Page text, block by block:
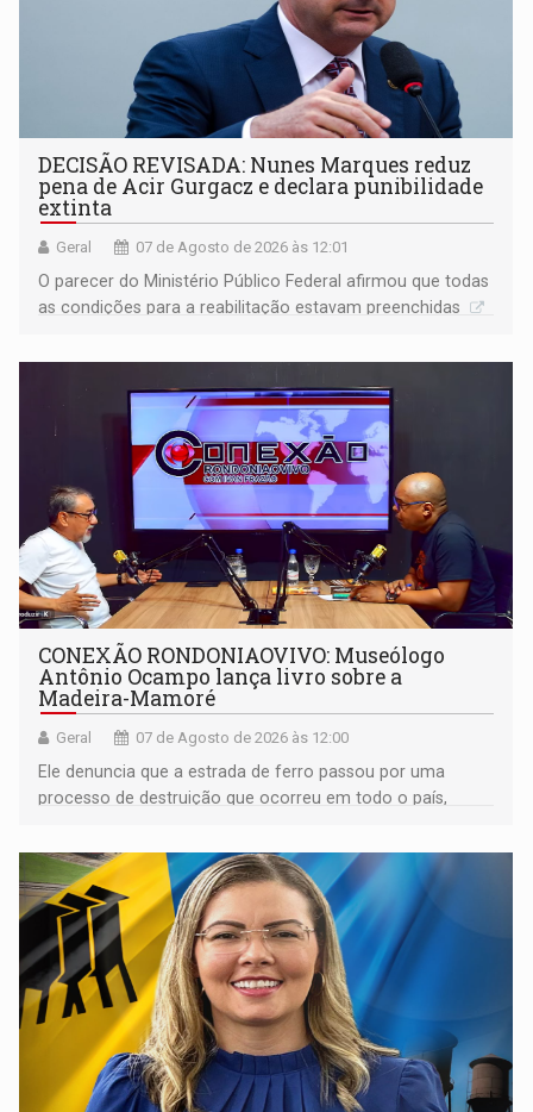
DECISÃO REVISADA: Nunes Marques reduz
pena de Acir Gurgacz e declara punibilidade
extinta
Geral 07 de Agosto de 2026 às 12:01
O parecer do Ministério Público Federal afirmou que todas
as condições para a reabilitação estavam preenchidas
CONEXÃO RONDONIAOVIVO: Museólogo
Antônio Ocampo lança livro sobre a
Madeira-Mamoré
Geral 07 de Agosto de 2026 às 12:00
Ele denuncia que a estrada de ferro passou por uma
processo de destruição que ocorreu em todo o país,